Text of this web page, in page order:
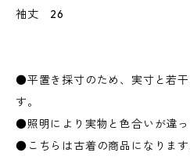
袖丈 26
●平置き採寸のため、実寸と若
す。
●照明により実物と色合いが違っ
●こちらは古着の商品になります